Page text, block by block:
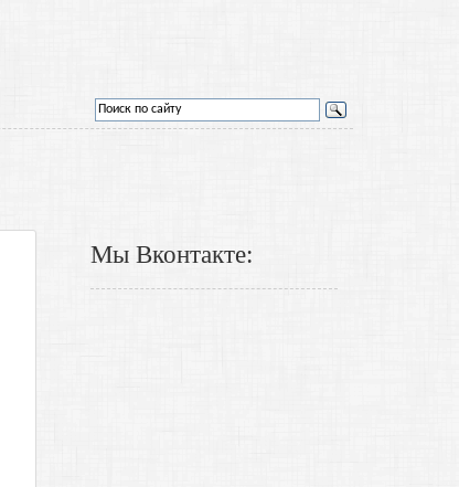
Мы Вконтакте: